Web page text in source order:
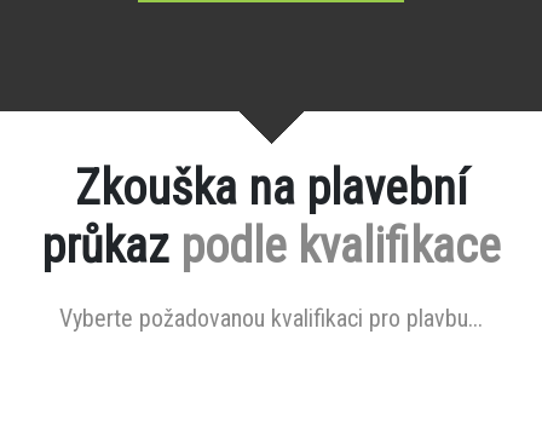
Zkouška na plavební
průkaz podle kvalifikace
Vyberte požadovanou kvalifikaci pro plavbu...